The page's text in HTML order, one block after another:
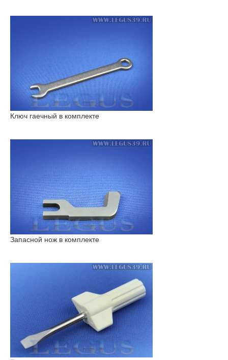
Ключ гаечный в комплекте
Запасной нож в комплекте